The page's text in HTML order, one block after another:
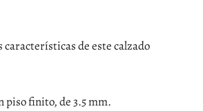
características de este calzado
piso finito, de 3.5 mm.